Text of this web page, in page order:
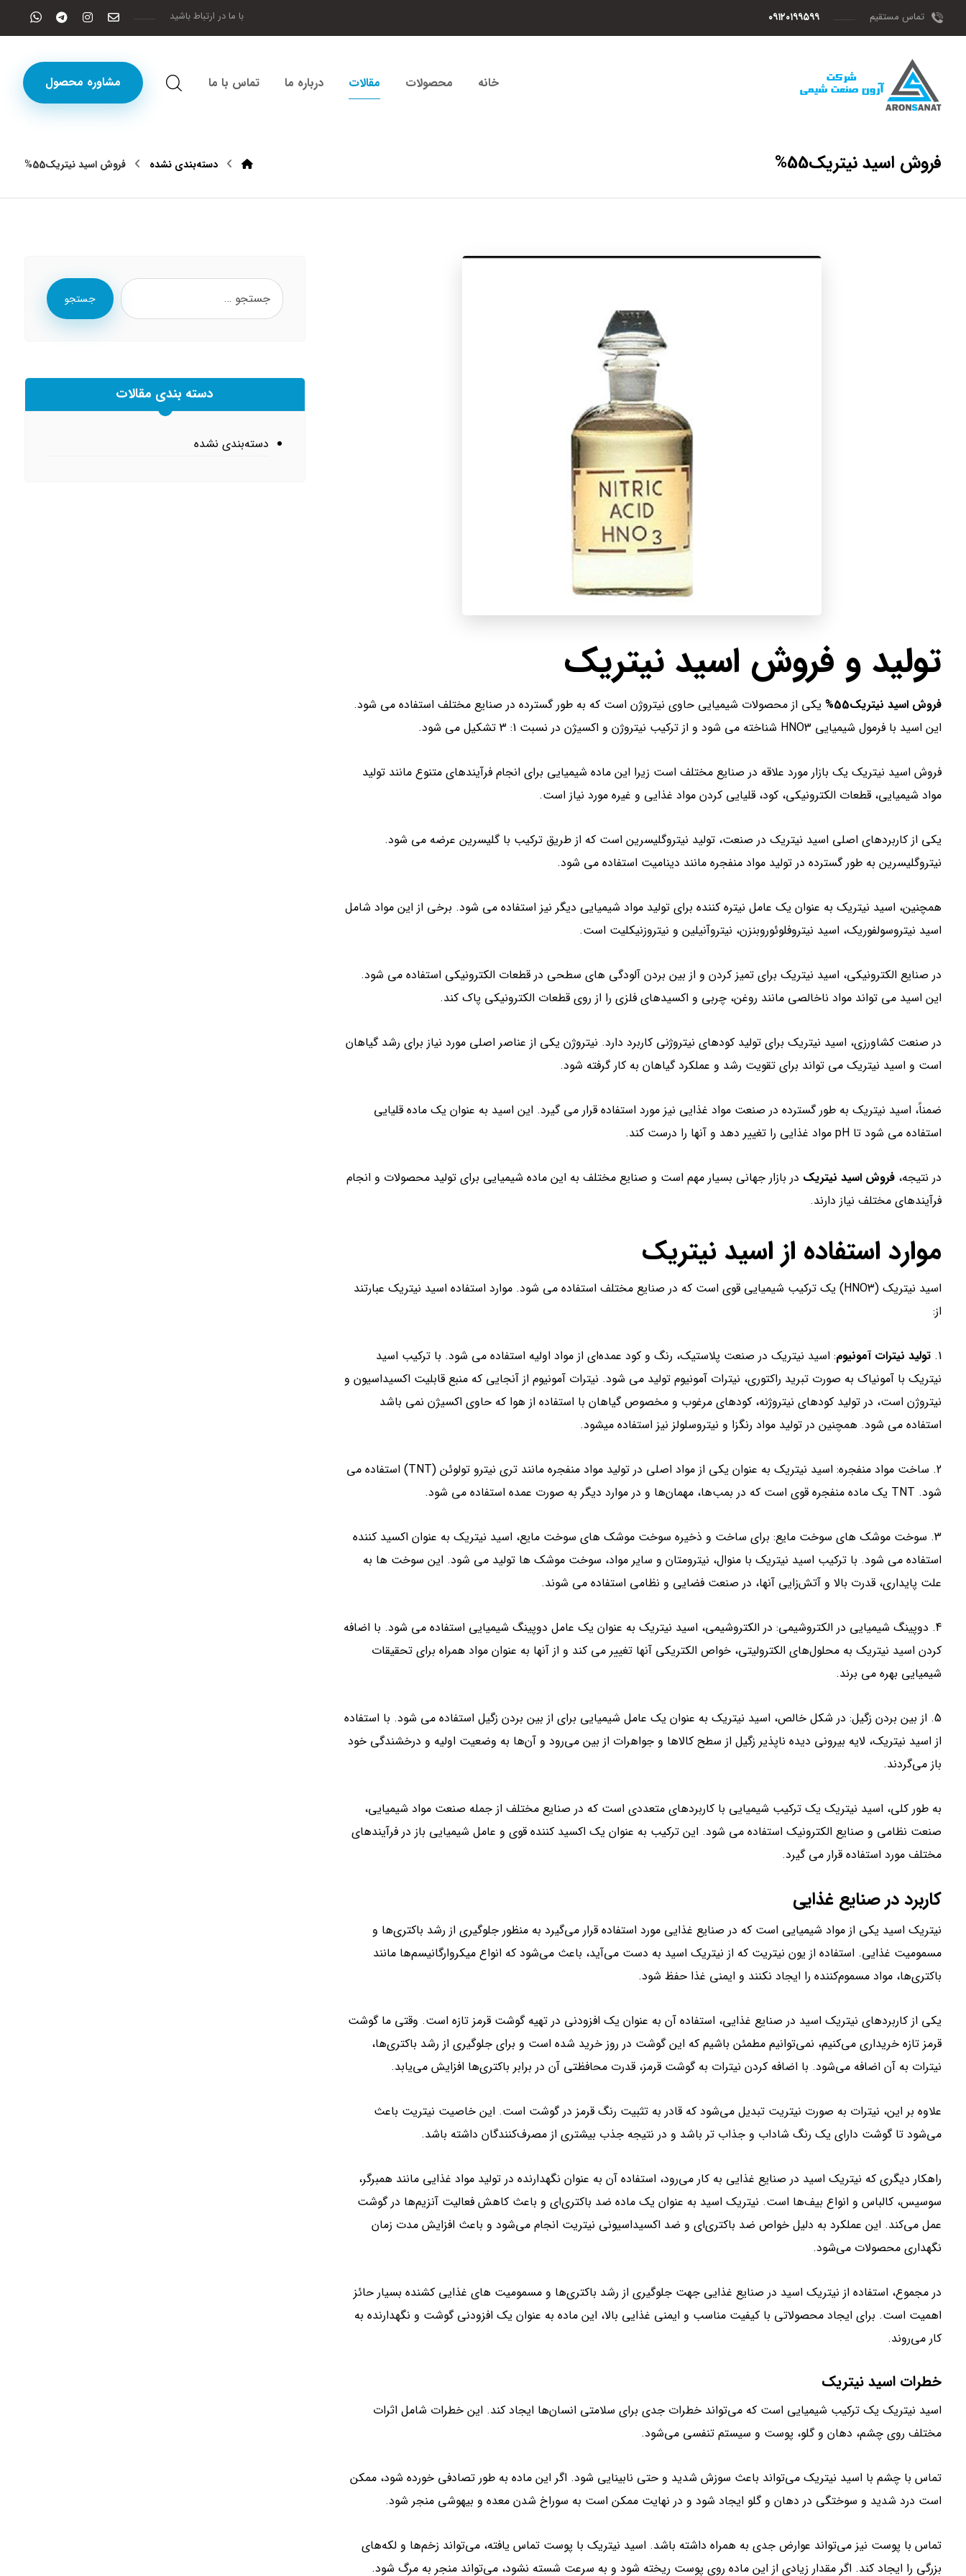
تماس مستقیم ۰۹۱۲۰۱۹۹۵۹۹ با ما در ارتباط باشید
مشاوره محصول خانه محصولات مقالات درباره ما تماس با ما
فروش اسید نیتریک55% دسته‌بندی نشده فروش اسید نیتریک55%
تولید و فروش اسید نیتریک
فروش اسید نیتریک55%
یکی از محصولات شیمیایی حاوی نیتروژن است که به طور گسترده در صنایع مختلف استفاده می شود.
این اسید با فرمول شیمیایی HNO3 شناخته می شود و از ترکیب نیتروژن و اکسیژن در نسبت 1: 3 تشکیل می شود.
فروش اسید نیتریک یک بازار مورد علاقه در صنایع مختلف است زیرا این ماده شیمیایی برای انجام فرآیندهای متنوع مانند تولید
مواد شیمیایی، قطعات الکترونیکی، کود، قلیایی کردن مواد غذایی و غیره مورد نیاز است.
یکی از کاربردهای اصلی اسید نیتریک در صنعت، تولید نیتروگلیسرین است که از طریق ترکیب با گلیسرین عرضه می شود.
نیتروگلیسرین به طور گسترده در تولید مواد منفجره مانند دینامیت استفاده می شود.
همچنین، اسید نیتریک به عنوان یک عامل نیتره کننده برای تولید مواد شیمیایی دیگر نیز استفاده می شود. برخی از این مواد شامل
اسید نیتروسولفوریک، اسید نیتروفلوئوروبنزن، نیتروآنیلین و نیتروزنیکلیت است.
در صنایع الکترونیکی، اسید نیتریک برای تمیز کردن و از بین بردن آلودگی های سطحی در قطعات الکترونیکی استفاده می شود.
این اسید می تواند مواد ناخالصی مانند روغن، چربی و اکسیدهای فلزی را از روی قطعات الکترونیکی پاک کند.
در صنعت کشاورزی، اسید نیتریک برای تولید کودهای نیتروژنی کاربرد دارد. نیتروژن یکی از عناصر اصلی مورد نیاز برای رشد گیاهان
است و اسید نیتریک می تواند برای تقویت رشد و عملکرد گیاهان به کار گرفته شود.
ضمناً، اسید نیتریک به طور گسترده در صنعت مواد غذایی نیز مورد استفاده قرار می گیرد. این اسید به عنوان یک ماده قلیایی
استفاده می شود تا pH مواد غذایی را تغییر دهد و آنها را درست کند.
در نتیجه، فروش اسید نیتریک در بازار جهانی بسیار مهم است و صنایع مختلف به این ماده شیمیایی برای تولید محصولات و انجام
فرآیندهای مختلف نیاز دارند.
موارد استفاده از اسید نیتریک
اسید نیتریک (HNO3) یک ترکیب شیمیایی قوی است که در صنایع مختلف استفاده می شود. موارد استفاده اسید نیتریک عبارتند
از:
1. تولید نیترات آمونیوم: اسید نیتریک در صنعت پلاستیک، رنگ و کود عمده‌ای از مواد اولیه استفاده می شود. با ترکیب اسید
نیتریک با آمونیاک به صورت تبرید راکتوری، نیترات آمونیوم تولید می شود. نیترات آمونیوم از آنجایی که منبع قابلیت اکسیداسیون و
نیتروژن است، در تولید کودهای نیتروژنه، کودهای مرغوب و مخصوص گیاهان با استفاده از هوا که حاوی اکسیژن نمی باشد
استفاده می شود. همچنین در تولید مواد رنگزا و نیتروسلولز نیز استفاده میشود.
2. ساخت مواد منفجره: اسید نیتریک به عنوان یکی از مواد اصلی در تولید مواد منفجره مانند تری نیترو تولوئن (TNT) استفاده می
شود. TNT یک ماده منفجره قوی است که در بمب‌ها، مهمان‌ها و در موارد دیگر به صورت عمده استفاده می شود.
3. سوخت موشک های سوخت مایع: برای ساخت و ذخیره سوخت موشک های سوخت مایع، اسید نیتریک به عنوان اکسید کننده
استفاده می شود. با ترکیب اسید نیتریک با منوال، نیترومتان و سایر مواد، سوخت موشک ها تولید می شود. این سوخت ها به
علت پایداری، قدرت بالا و آتش‌زایی آنها، در صنعت فضایی و نظامی استفاده می شوند.
4. دوپینگ شیمیایی در الکتروشیمی: در الکتروشیمی، اسید نیتریک به عنوان یک عامل دوپینگ شیمیایی استفاده می شود. با اضافه
کردن اسید نیتریک به محلول‌های الکترولیتی، خواص الکتریکی آنها تغییر می کند و از آنها به عنوان مواد همراه برای تحقیقات
شیمیایی بهره می برند.
5. از بین بردن زگیل: در شکل خالص، اسید نیتریک به عنوان یک عامل شیمیایی برای از بین بردن زگیل استفاده می شود. با استفاده
از اسید نیتریک، لایه بیرونی دیده ناپذیر زگیل از سطح کالاها و جواهرات از بین می‌رود و آن‌ها به وضعیت اولیه و درخشندگی خود
باز می‌گردند.
به طور کلی، اسید نیتریک یک ترکیب شیمیایی با کاربردهای متعددی است که در صنایع مختلف از جمله صنعت مواد شیمیایی،
صنعت نظامی و صنایع الکترونیک استفاده می شود. این ترکیب به عنوان یک اکسید کننده قوی و عامل شیمیایی باز در فرآیندهای
مختلف مورد استفاده قرار می گیرد.
کاربرد در صنایع غذایی
نیتریک اسید یکی از مواد شیمیایی است که در صنایع غذایی مورد استفاده قرار می‌گیرد به منظور جلوگیری از رشد باکتری‌ها و
مسمومیت غذایی. استفاده از یون نیتریت که از نیتریک اسید به دست می‌آید، باعث می‌شود که انواع میکروارگانیسم‌ها مانند
باکتری‌ها، مواد مسموم‌کننده را ایجاد نکنند و ایمنی غذا حفظ شود.
یکی از کاربردهای نیتریک اسید در صنایع غذایی، استفاده آن به عنوان یک افزودنی در تهیه گوشت قرمز تازه است. وقتی ما گوشت
قرمز تازه خریداری می‌کنیم، نمی‌توانیم مطمئن باشیم که این گوشت در روز خرید شده است و برای جلوگیری از رشد باکتری‌ها،
نیترات به آن اضافه می‌شود. با اضافه کردن نیترات به گوشت قرمز، قدرت محافظتی آن در برابر باکتری‌ها افزایش می‌یابد.
علاوه بر این، نیترات به صورت نیتریت تبدیل می‌شود که قادر به تثبیت رنگ قرمز در گوشت است. این خاصیت نیتریت باعث
می‌شود تا گوشت دارای یک رنگ شاداب و جذاب تر باشد و در نتیجه جذب بیشتری از مصرف‌کنندگان داشته باشد.
راهکار دیگری که نیتریک اسید در صنایع غذایی به کار می‌رود، استفاده آن به عنوان نگهدارنده در تولید مواد غذایی مانند همبرگر،
سوسیس، کالباس و انواع بیف‌ها است. نیتریک اسید به عنوان یک ماده ضد باکتری‌ای و باعث کاهش فعالیت آنزیم‌ها در گوشت
عمل می‌کند. این عملکرد به دلیل خواص ضد باکتری‌ای و ضد اکسیداسیونی نیتریت انجام می‌شود و باعث افزایش مدت زمان
نگهداری محصولات می‌شود.
در مجموع، استفاده از نیتریک اسید در صنایع غذایی جهت جلوگیری از رشد باکتری‌ها و مسمومیت های غذایی کشنده بسیار حائز
اهمیت است. برای ایجاد محصولاتی با کیفیت مناسب و ایمنی غذایی بالا، این ماده به عنوان یک افزودنی گوشت و نگهدارنده به
کار می‌روند.
خطرات اسید نیتریک
اسید نیتریک یک ترکیب شیمیایی است که می‌تواند خطرات جدی برای سلامتی انسان‌ها ایجاد کند. این خطرات شامل اثرات
مختلف روی چشم، دهان و گلو، پوست و سیستم تنفسی می‌شود.
تماس با چشم با اسید نیتریک می‌تواند باعث سوزش شدید و حتی نابینایی شود. اگر این ماده به طور تصادفی خورده شود، ممکن
است درد شدید و سوختگی در دهان و گلو ایجاد شود و در نهایت ممکن است به سوراخ شدن معده و بیهوشی منجر شود.
تماس با پوست نیز می‌تواند عوارض جدی به همراه داشته باشد. اسید نیتریک با پوست تماس یافته، می‌تواند زخم‌ها و لکه‌های
بزرگی را ایجاد کند. اگر مقدار زیادی از این ماده روی پوست ریخته شود و به سرعت شسته نشود، می‌تواند منجر به مرگ شود.
جستجو
دسته بندی مقالات
دسته‌بندی نشده